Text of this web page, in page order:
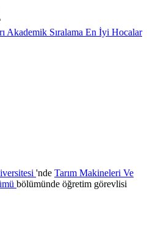
Akademik Sıralama En İyi Hocalar
'nde Tarım Makineleri Ve
bölümünde öğretim görevlisi